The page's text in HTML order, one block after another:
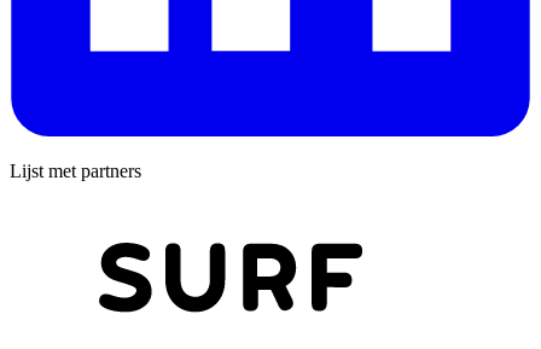
Lijst met partners